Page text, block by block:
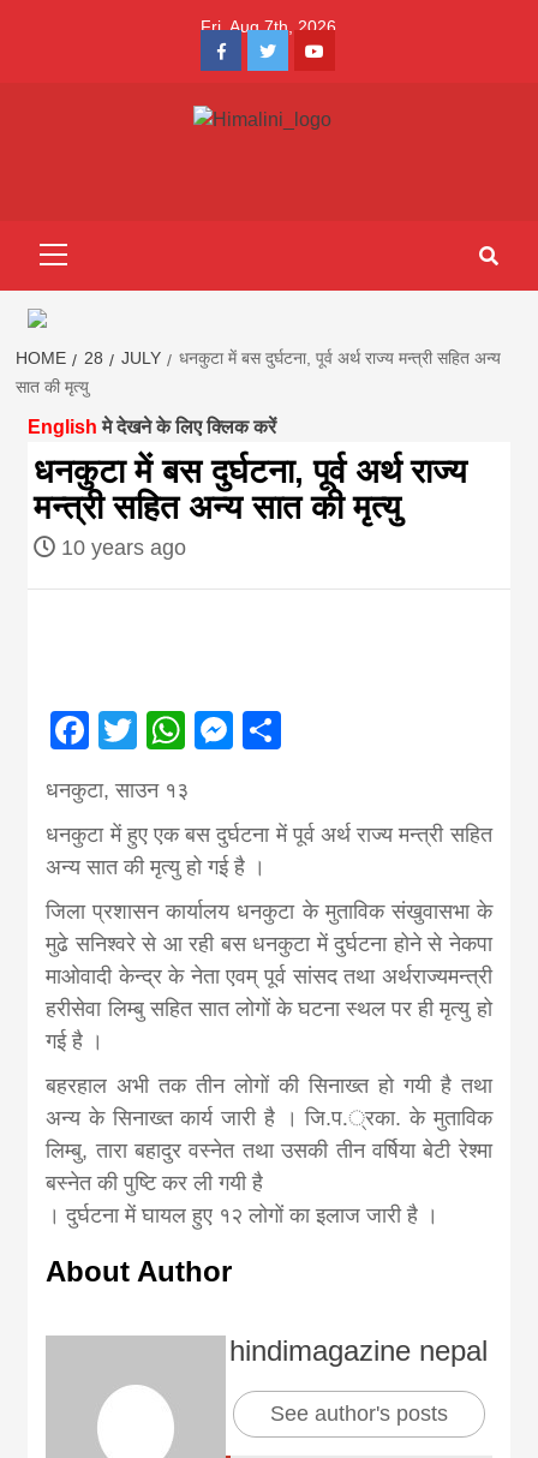
Fri. Aug 7th, 2026
FacebookTwitterYoutube
hindi
||madhesh
first hindi
magazine of
Nepal brings
from
news,
khabar
HOME 28 JULY
धनकुटा में बस दुर्घटना, पूर्व अर्थ राज्य मन्त्री सहित अन्य
सात की मृत्यु
English मे देखने के लिए क्लिक करें
धनकुटा में बस दुर्घटना, पूर्व अर्थ राज्य
मन्त्री सहित अन्य सात की मृत्यु
10 years ago
Facebook
TwitterWhatsApp
Messenger
धनकुटा, साउन १३
धनकुटा में हुए एक बस दुर्घटना में पूर्व अर्थ राज्य मन्त्री सहित
अन्य सात की मृत्यु हो गई है ।
जिला प्रशासन कार्यालय धनकुटा के मुताविक संखुवासभा के
मुढे सनिश्वरे से आ रही बस धनकुटा में दुर्घटना होने से नेकपा
माओवादी केन्द्र के नेता एवम् पूर्व सांसद तथा अर्थराज्यमन्त्री
हरीसेवा लिम्बु सहित सात लोगों के घटना स्थल पर ही मृत्यु हो
गई है ।
बहरहाल अभी तक तीन लोगों की सिनाख्त हो गयी है तथा
अन्य के सिनाख्त कार्य जारी है । जि.प.्रका. के मुताविक
लिम्बु, तारा बहादुर वस्नेत तथा उसकी तीन वर्षिया बेटी रेश्मा
बस्नेत की पुष्टि कर ली गयी है
। दुर्घटना में घायल हुए १२ लोगों का इलाज जारी है ।
About Author
hindimagazine nepal
See author's posts